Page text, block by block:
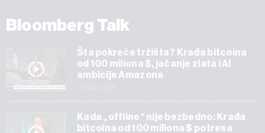
Bloomberg Talk
Šta pokreće tržišta? Krađa bitcoina
od 100 miliona $, jačanje zlata i AI
ambicije Amazona
Kada „offline“ nije bezbedno: Krađa
bitcoina od 100 miliona $ potresa